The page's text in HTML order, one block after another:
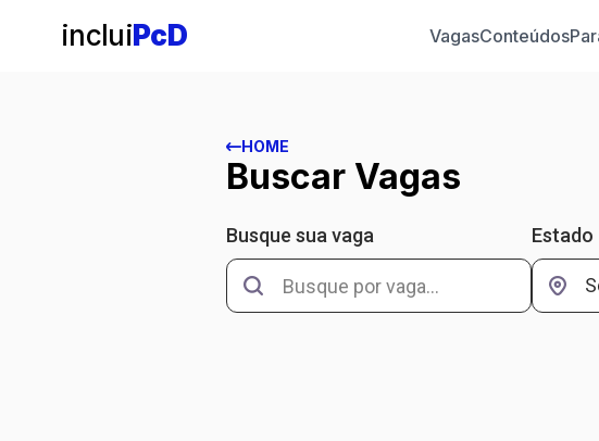
incluiPcD VagasConteúdos
HOME
Buscar Vagas
Busque sua vaga Estado